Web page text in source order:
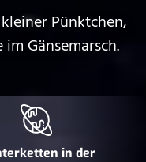
Pünktchen,
Gänsemarsch.
in der